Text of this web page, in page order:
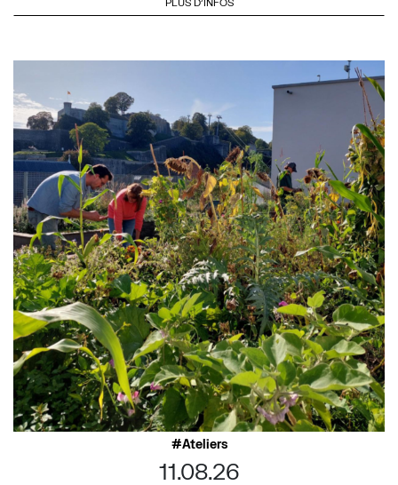
Ateliers
11.08.26